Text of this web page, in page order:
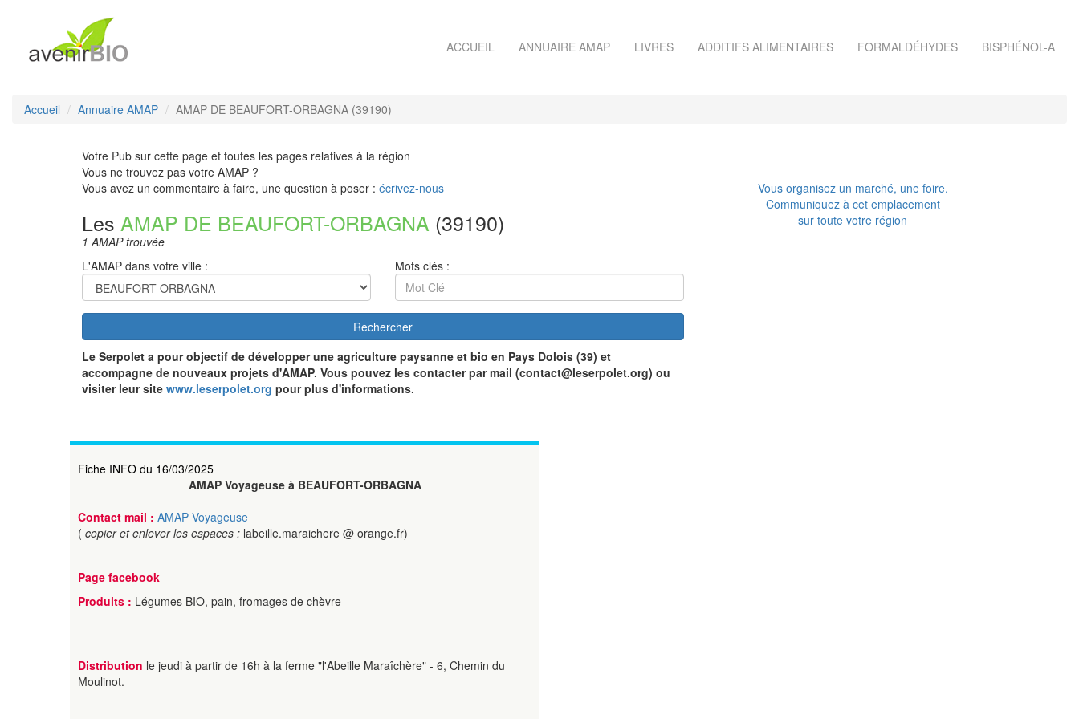
ACCUEIL ANNUAIRE AMAP LIVRES ADDITIFS ALIMENTAIRES FORMALDÉHYDES BISPHÉNOL-A
Accueil Annuaire AMAP AMAP DE BEAUFORT-ORBAGNA (39190)
Votre Pub sur cette page et toutes les pages relatives à la région
Vous ne trouvez pas votre AMAP ?
Vous avez un commentaire à faire, une question à poser : écrivez-nous
Les AMAP DE BEAUFORT-ORBAGNA (39190)
1 AMAP trouvée
L'AMAP dans votre ville :
Mots clés :
Rechercher
Le Serpolet a pour objectif de développer une agriculture paysanne et bio en Pays Dolois (39) et
accompagne de nouveaux projets d'AMAP. Vous pouvez les contacter par mail (contact@leserpolet.org) ou
visiter leur site www.leserpolet.org pour plus d'informations.
Vous organisez un marché, une foire.
Communiquez à cet emplacement
sur toute votre région
Fiche INFO du 16/03/2025
AMAP Voyageuse à BEAUFORT-ORBAGNA
Contact mail : AMAP Voyageuse
( copier et enlever les espaces : labeille.maraichere @ orange.fr)
Page facebook
Produits : Légumes BIO, pain, fromages de chèvre
Distribution le jeudi à partir de 16h à la ferme "l'Abeille Maraîchère" - 6, Chemin du
Moulinot.